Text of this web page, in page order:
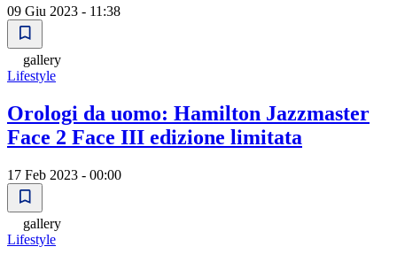
09 Giu 2023 - 11:38
gallery
Lifestyle
Orologi da uomo: Hamilton Jazzmaster
Face 2 Face III edizione limitata
17 Feb 2023 - 00:00
gallery
Lifestyle